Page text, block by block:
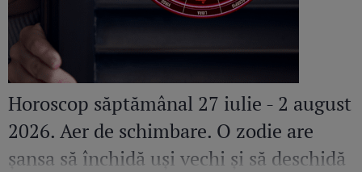
Horoscop săptămânal 27 iulie - 2 august
2026. Aer de schimbare. O zodie are
șansa să închidă uși vechi și să deschidă